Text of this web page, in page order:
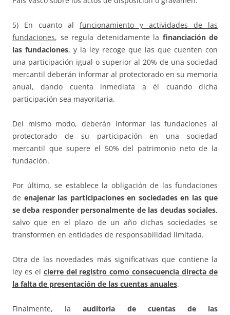
5) En cuanto al funcionamiento y actividades de las
fundaciones, se regula detenidamente la financiación de
las fundaciones, y la ley recoge que las que cuenten con
una participación igual o superior al 20% de una sociedad
mercantil deberán informar al protectorado en su memoria
anual, dando cuenta inmediata a él cuando dicha
participación sea mayoritaria.
Del mismo modo, deberán informar las fundaciones al
protectorado de su participación en una sociedad
mercantil que supere el 50% del patrimonio neto de la
fundación.
Por último, se establece la obligación de las fundaciones
de enajenar las participaciones en sociedades en las que
se deba responder personalmente de las deudas sociales,
salvo que en el plazo de un año dichas sociedades se
transformen en entidades de responsabilidad limitada.
Otra de las novedades más significativas que contiene la
ley es el cierre del registro como consecuencia directa de
la falta de presentación de las cuentas anuales.
Finalmente, laauditoría de cuentas de las